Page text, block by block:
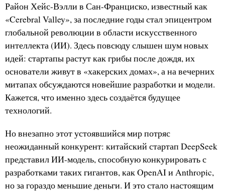
Район Хейс-Вэлли в Сан-Франциско, известный как
«Cerebral Valley», за последние годы стал эпицентром
глобальной революции в области искусственного
интеллекта (ИИ). Здесь повсюду слышен шум новых
идей: стартапы растут как грибы после дождя, их
основатели живут в «хакерских домах», а на вечерних
митапах обсуждаются новейшие разработки и модели.
Кажется, что именно здесь создаётся будущее
технологий.
Но внезапно этот устоявшийся мир потряс
неожиданный конкурент: китайский стартап DeepSeek
представил ИИ-модель, способную конкурировать с
разработками таких гигантов, как OpenAI и Anthropic,
но за гораздо меньшие деньги. И это стало настоящим